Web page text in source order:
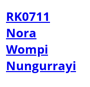
RK0711
Nora
Wompi
Nungurrayi